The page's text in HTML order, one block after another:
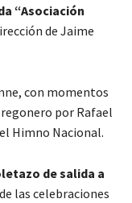
“Asociación
de Jaime
con momentos
por Rafael
Himno Nacional.
de salida a
las celebraciones